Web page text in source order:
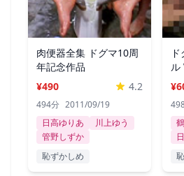
肉便器全集 ドグマ10周
年記念作品
¥490
4.2
494分 2011/09/19
日高ゆりあ
川上ゆう
管野しずか
恥ずかしめ
ル